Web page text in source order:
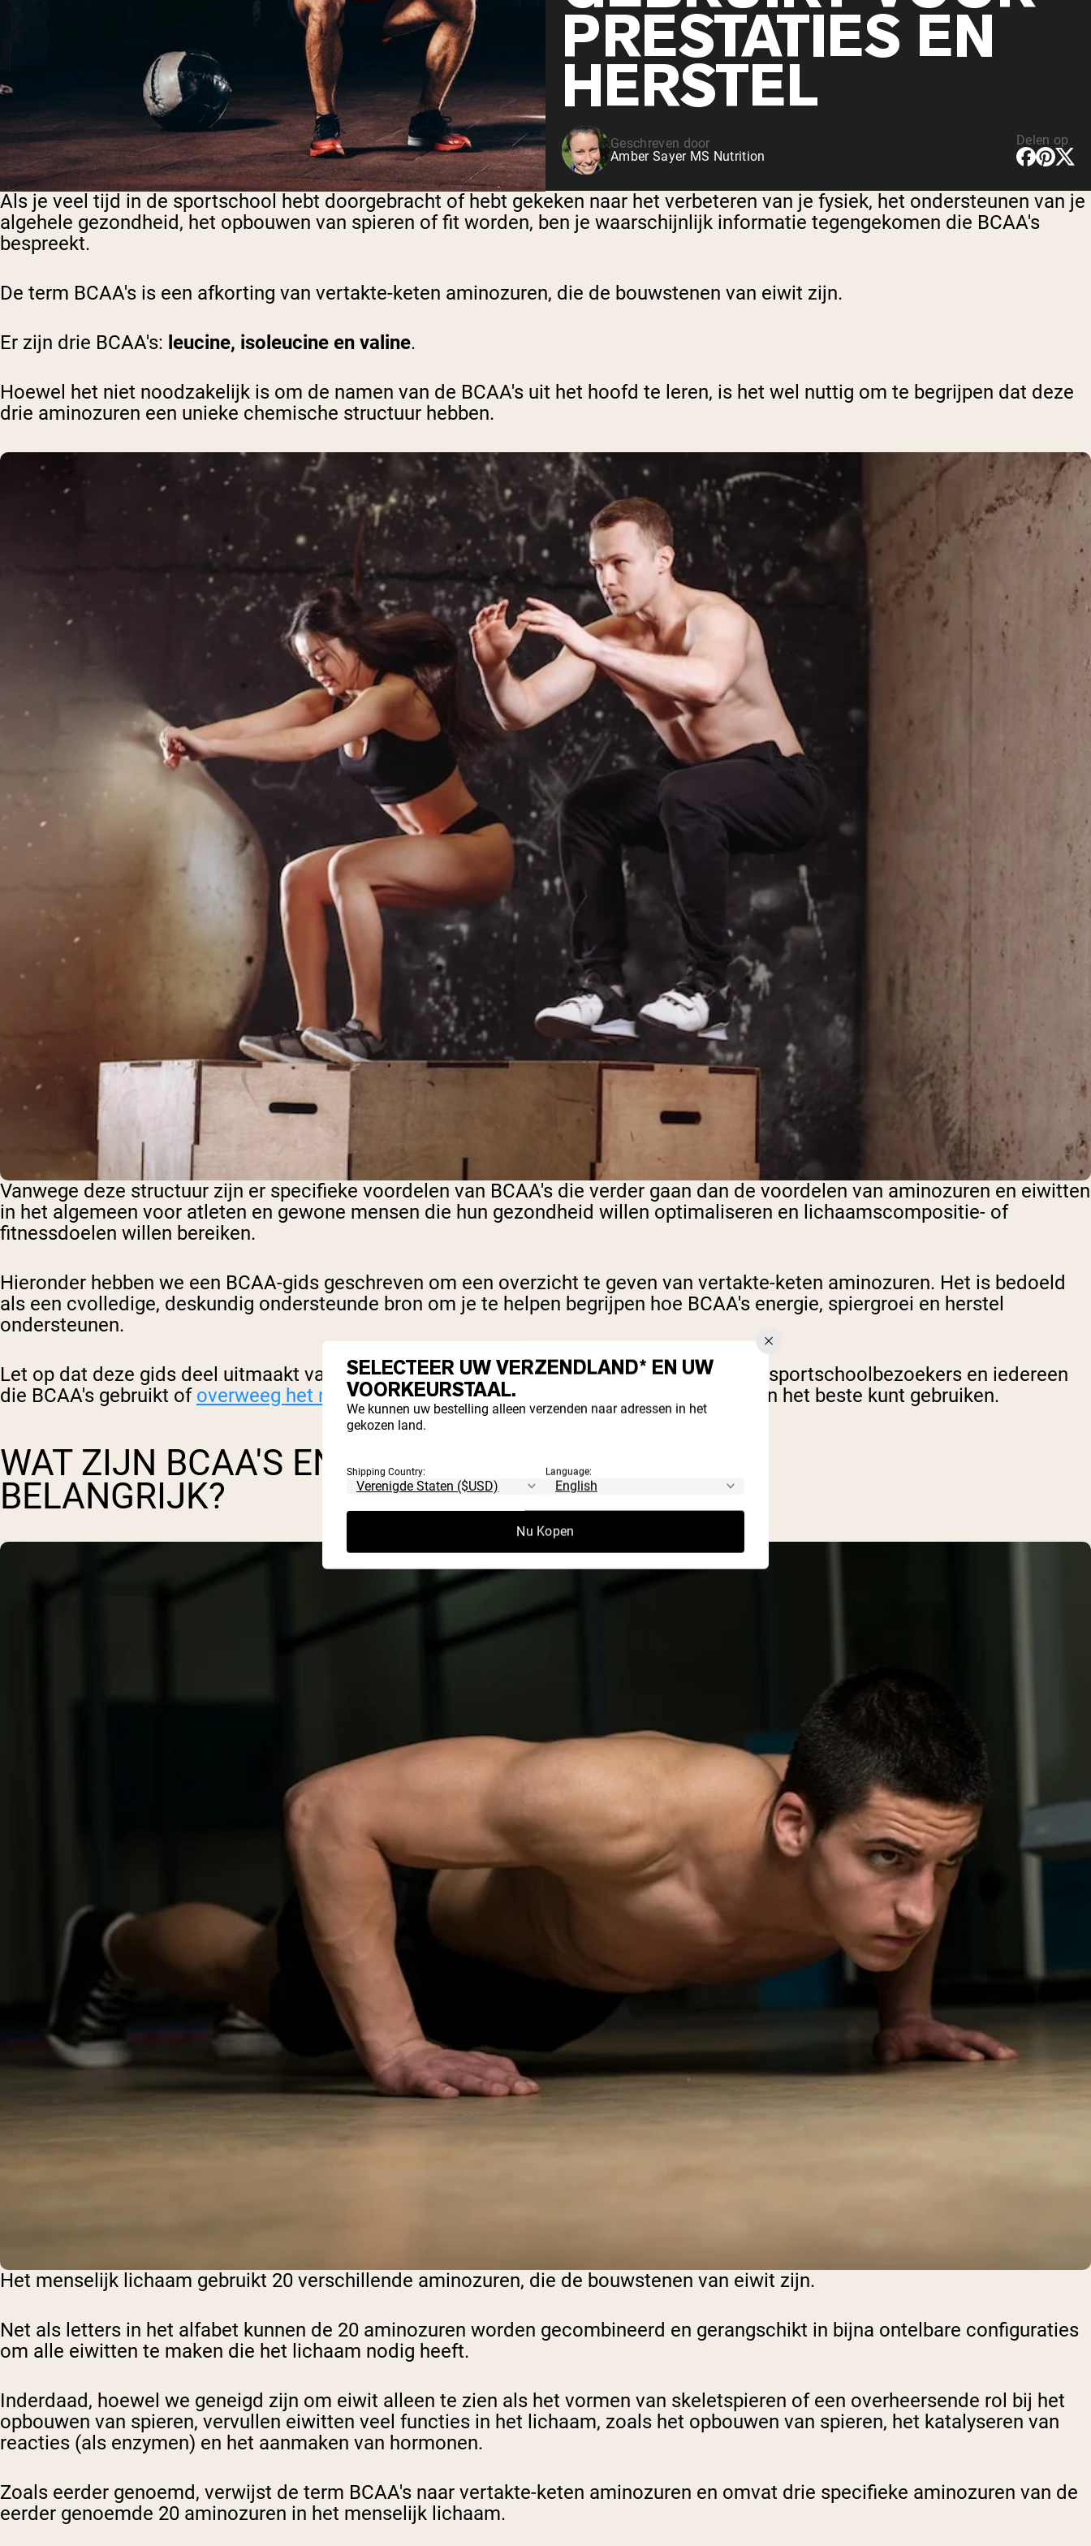
PRESTATIES EN
HERSTEL
Geschreven door
Amber Sayer MS Nutrition
Delen op
Als je veel tijd in de sportschool hebt doorgebracht of hebt gekeken naar het verbeteren van je fysiek, het ondersteunen van je
algehele gezondheid, het opbouwen van spieren of fit worden, ben je waarschijnlijk informatie tegengekomen die BCAA's
bespreekt.
De term BCAA's is een afkorting van vertakte-keten aminozuren, die de bouwstenen van eiwit zijn.
Er zijn drie BCAA's: leucine, isoleucine en valine.
Hoewel het niet noodzakelijk is om de namen van de BCAA's uit het hoofd te leren, is het wel nuttig om te begrijpen dat deze
drie aminozuren een unieke chemische structuur hebben.
Vanwege deze structuur zijn er specifieke voordelen van BCAA's die verder gaan dan de voordelen van aminozuren en eiwitten
in het algemeen voor atleten en gewone mensen die hun gezondheid willen optimaliseren en lichaamscompositie- of
fitnessdoelen willen bereiken.
Hieronder hebben we een BCAA-gids geschreven om een overzicht te geven van vertakte-keten aminozuren. Het is bedoeld
als een cvolledige, deskundig ondersteunde bron om je te helpen begrijpen hoe BCAA's energie, spiergroei en herstel
ondersteunen.
Let op dat deze gids deel uitmaakt van een reeks artikelen gericht op BCAA's die atleten, sportschoolbezoekers en iedereen
die BCAA's gebruikt of overweeg het nemen van BCAA'sbeslis hoe je BCAA-supplementen het beste kunt gebruiken.
WAT ZIJN BCAA'S EN WAAROM ZIJN ZE
BELANGRIJK?
Het menselijk lichaam gebruikt 20 verschillende aminozuren, die de bouwstenen van eiwit zijn.
Net als letters in het alfabet kunnen de 20 aminozuren worden gecombineerd en gerangschikt in bijna ontelbare configuraties
om alle eiwitten te maken die het lichaam nodig heeft.
Inderdaad, hoewel we geneigd zijn om eiwit alleen te zien als het vormen van skeletspieren of een overheersende rol bij het
opbouwen van spieren, vervullen eiwitten veel functies in het lichaam, zoals het opbouwen van spieren, het katalyseren van
reacties (als enzymen) en het aanmaken van hormonen.
Zoals eerder genoemd, verwijst de term BCAA's naar vertakte-keten aminozuren en omvat drie specifieke aminozuren van de
eerder genoemde 20 aminozuren in het menselijk lichaam.
SELECTEER UW VERZENDLAND* EN UW
VOORKEURSTAAL.
We kunnen uw bestelling alleen verzenden naar adressen in het
gekozen land.
Shipping Country: Language:
Nu Kopen